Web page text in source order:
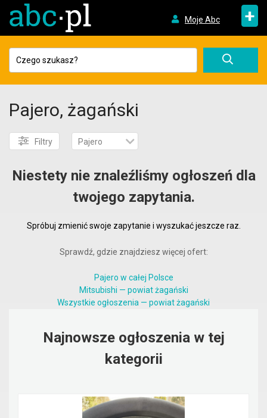
Moje Abc +
Pajero, żagański
Filtry Pajero
Niestety nie znaleźliśmy ogłoszeń dla
twojego zapytania.
Spróbuj zmienić swoje zapytanie i wyszukać jeszcze raz.
Sprawdź, gdzie znajdziesz więcej ofert:
Pajero w całej Polsce
Mitsubishi — powiat żagański
Wszystkie ogłoszenia — powiat żagański
Najnowsze ogłoszenia w tej
kategorii